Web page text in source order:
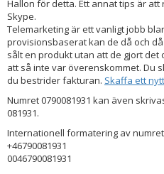
Hallon för detta. Ett annat tips är
Skype.
Telemarketing är ett vanligt jobb
provisionsbaserat kan de då och
sålt en produkt utan att de gjort
att så inte var överenskommet. Du
du bestrider fakturan. Skaffa ett
Numret 0790081931 kan även
081931.
Internationell formatering av
+46790081931
0046790081931